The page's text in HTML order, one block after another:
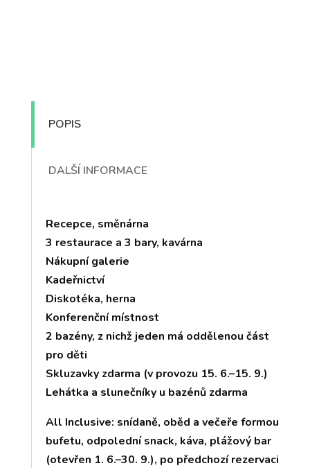
POPIS
DALŠÍ INFORMACE
Recepce, směnárna
3 restaurace a 3 bary, kavárna
Nákupní galerie
Kadeřnictví
Diskotéka, herna
Konferenční místnost
2 bazény, z nichž jeden má oddělenou část
pro děti
Skluzavky zdarma (v provozu 15. 6.–15. 9.)
Lehátka a slunečníky u bazénů zdarma
All Inclusive: snídaně, oběd a večeře formou
bufetu, odpolední snack, káva, plážový bar
(otevřen 1. 6.–30. 9.), po předchozí rezervaci